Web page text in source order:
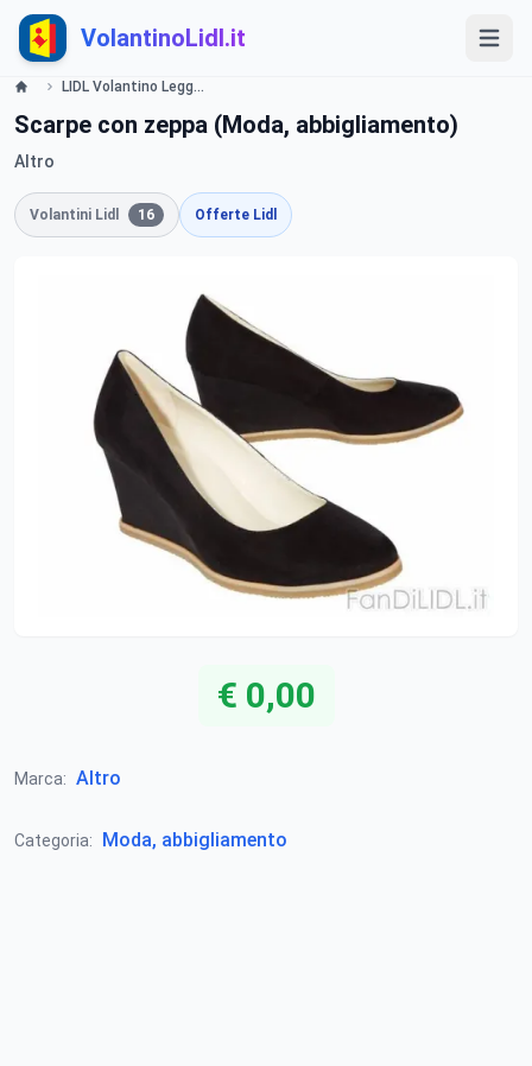
VolantinoLidl.it
LIDL Volantino Leggings, Slip Reggiseno- valide dal 30 Gennaio 2014 Lidl
Scarpe con zeppa (Moda, abbigliamento)
Altro
Volantini Lidl 16 Offerte Lidl
€ 0,00
Marca: Altro
Categoria: Moda, abbigliamento